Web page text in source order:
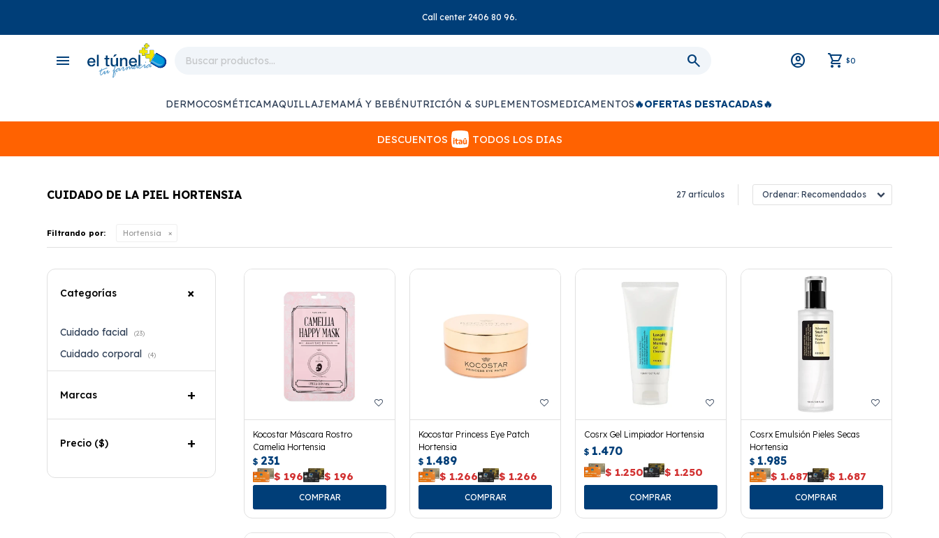
Call center 2406 80 96.
menu $0
DERMOCOSMÉTICAMAQUILLAJEMAMÁ Y BEBÉNUTRICIÓN & SUPLEMENTOSMEDICAMENTOS🔥OFERTAS DESTACADAS🔥
DESCUENTOS TODOS LOS DIAS
CUIDADO DE LA PIEL HORTENSIA 27 artículos Recomendados
Filtrando por: Hortensia
Kocostar Máscara Rostro
Camelia Hortensia
$ 231
$ 196 $ 196
Kocostar Princess Eye Patch
Hortensia
$ 1.489
$ 1.266 $ 1.266
Cosrx Gel Limpiador Hortensia
$ 1.470
$ 1.250 $ 1.250
Cosrx Emulsión Pieles Secas
Hortensia
$ 1.985
$ 1.687 $ 1.687
Categorías
Cuidado facial (23)
Cuidado corporal (4)
Marcas
Precio ($)
close
store
local_shipping